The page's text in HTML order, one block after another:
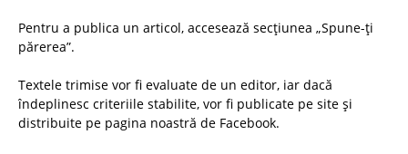
Pentru a publica un articol, accesează secțiunea „Spune-ți
părerea”.
Textele trimise vor fi evaluate de un editor, iar dacă
îndeplinesc criteriile stabilite, vor fi publicate pe site și
distribuite pe pagina noastră de Facebook.